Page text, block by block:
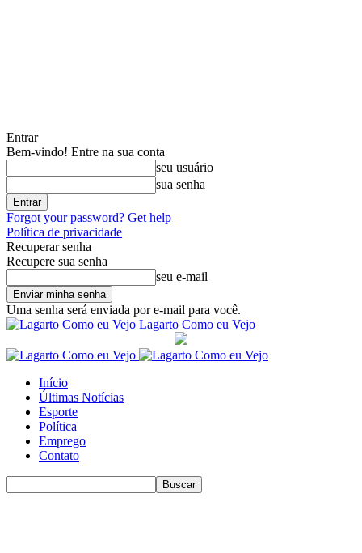
Entrar
Bem-vindo! Entre na sua conta
seu usuário
sua senha
Forgot your password? Get help
Política de privacidade
Recuperar senha
Recupere sua senha
seu e-mail
Uma senha será enviada por e-mail para você.
Lagarto Como eu Vejo
Início
Últimas Notícias
Esporte
Política
Emprego
Contato